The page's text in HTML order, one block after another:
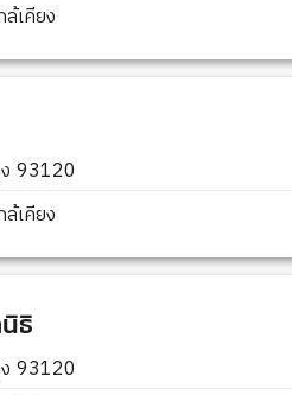
เคียง
93120
เคียง
ธิ
93120